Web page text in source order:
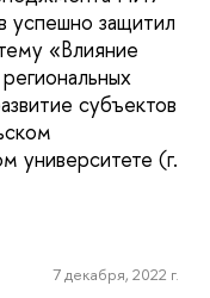
защитил
«Влияние
субъектов
университете (г.
7 декабря, 2022 г.